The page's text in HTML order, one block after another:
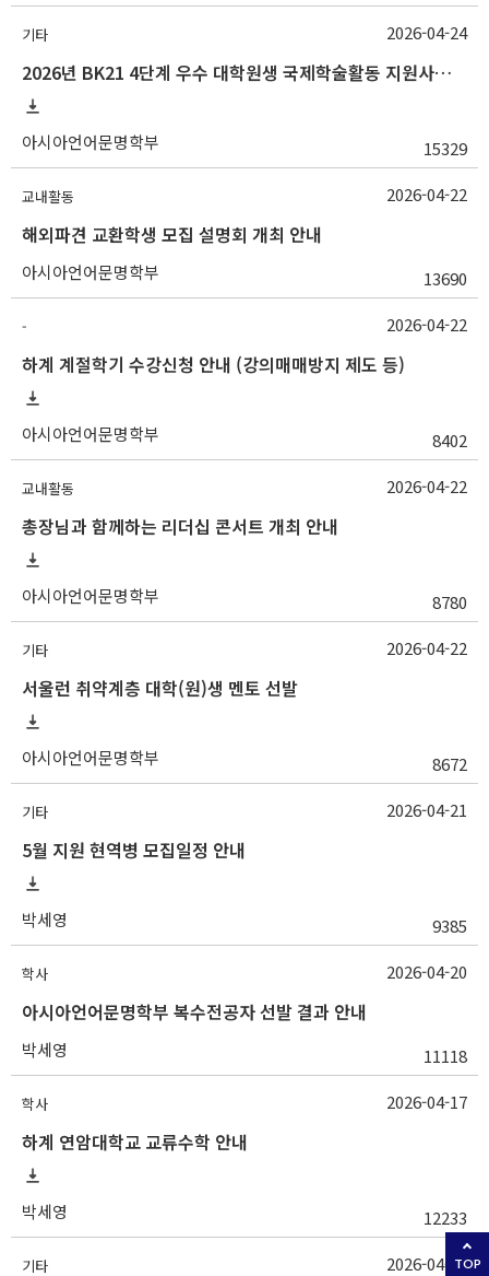
기타
2026년 BK21 4단계 우수 대학원생 국제학술활동 지원사업 안내
아시아언어문명학부 15329
2026-04-24
교내활동
해외파견 교환학생 모집 설명회 개최 안내
아시아언어문명학부 13690
2026-04-22
-
하계 계절학기 수강신청 안내 (강의매매방지 제도 등)
아시아언어문명학부 8402
2026-04-22
교내활동
총장님과 함께하는 리더십 콘서트 개최 안내
아시아언어문명학부 8780
2026-04-22
기타
서울런 취약계층 대학(원)생 멘토 선발
아시아언어문명학부 8672
2026-04-22
기타
5월 지원 현역병 모집일정 안내
박세영 9385
2026-04-21
학사
아시아언어문명학부 복수전공자 선발 결과 안내
박세영 11118
2026-04-20
학사
하계 연암대학교 교류수학 안내
박세영 12233
2026-04-17
기타 2026-04-14TOP